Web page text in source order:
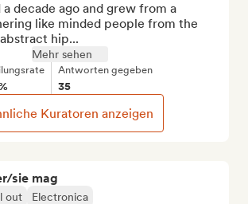
sie mag
out
Electronica
decade ago and grew from a
like minded people from the
hip...
Mehr sehen
Antworten gegeben
35
Kuratoren anzeigen